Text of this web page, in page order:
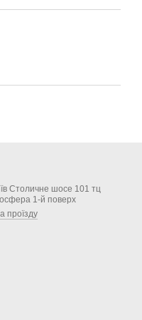
Столичне шосе 101 тц
1-й поверх
проїзду